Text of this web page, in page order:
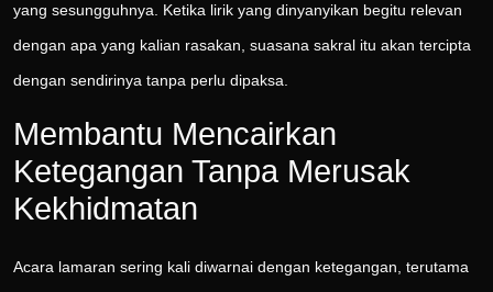
yang sesungguhnya. Ketika lirik yang dinyanyikan begitu relevan
dengan apa yang kalian rasakan, suasana sakral itu akan tercipta
dengan sendirinya tanpa perlu dipaksa.
Membantu Mencairkan
Ketegangan Tanpa Merusak
Kekhidmatan
Acara lamaran sering kali diwarnai dengan ketegangan, terutama